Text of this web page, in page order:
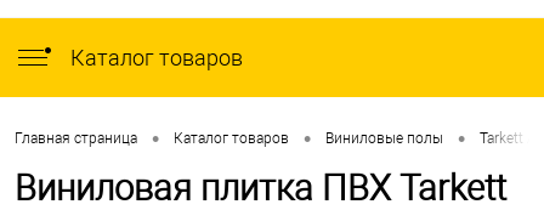
Каталог товаров
Главная страница • Каталог товаров • Виниловые полы • Tarkett
Виниловая плитка ПВХ Tarkett